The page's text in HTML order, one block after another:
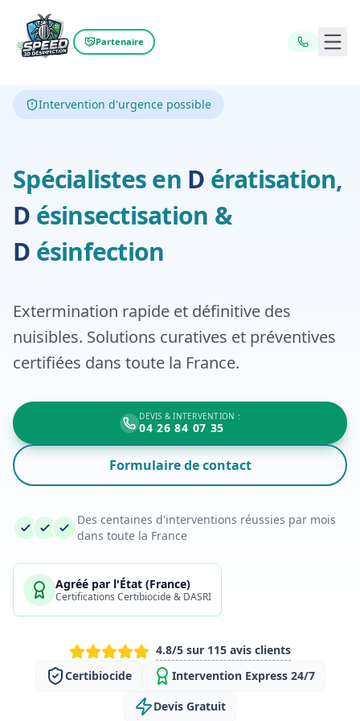
Partenaire
Intervention d'urgence possible
Spécialistes en Dératisation,
D ératisation,
D ésinsectisation &
D ésinfection
Extermination rapide et définitive des
nuisibles. Solutions curatives et préventives
certifiées dans toute la France.
DEVIS & INTERVENTION :
04 26 84 07 35
Formulaire de contact
Des centaines d'interventions réussies par mois
dans toute la France
Agréé par l'État (France)
Certifications Certibiocide & DASRI
4.8/5 sur 115 avis clients
Certibiocide
Intervention Express 24/7
Devis Gratuit